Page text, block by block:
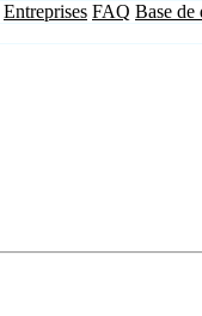
Entreprises FAQ Base de